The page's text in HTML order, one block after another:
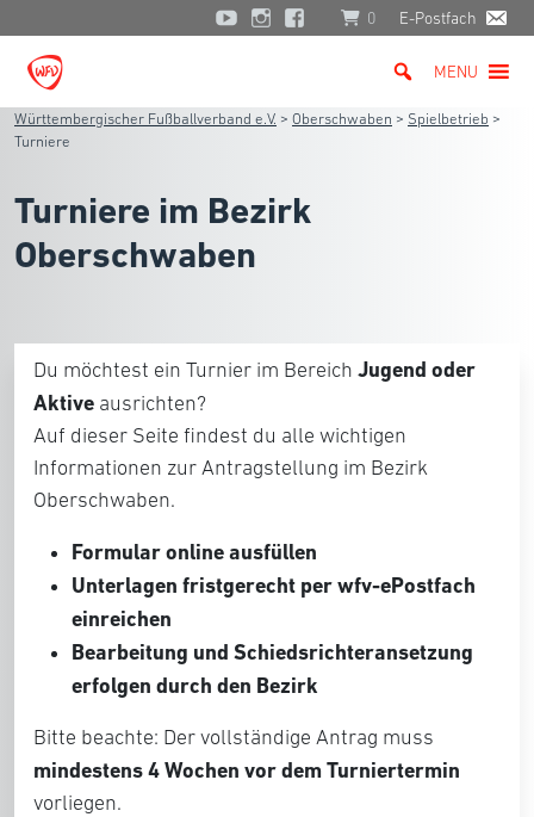
0 E-Postfach
MENU
Württembergischer Fußballverband e.V. > Oberschwaben > Spielbetrieb >
Turniere
Turniere im Bezirk
Oberschwaben
Du möchtest ein Turnier im Bereich Jugend oder
Aktive ausrichten?
Auf dieser Seite findest du alle wichtigen
Informationen zur Antragstellung im Bezirk
Oberschwaben.
Formular online ausfüllen
Unterlagen fristgerecht per wfv-ePostfach
einreichen
Bearbeitung und Schiedsrichteransetzung
erfolgen durch den Bezirk
Bitte beachte: Der vollständige Antrag muss
mindestens 4 Wochen vor dem Turniertermin
vorliegen.